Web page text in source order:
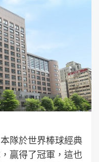
隊於世界棒球經典
贏得了冠軍，這也